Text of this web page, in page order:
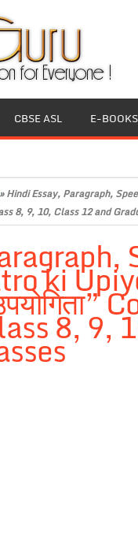
CBSE ASL E-BOOKS
Hindi Essay, Paragraph,
8, 9, 10, Class 12 and
ki
8, 9,